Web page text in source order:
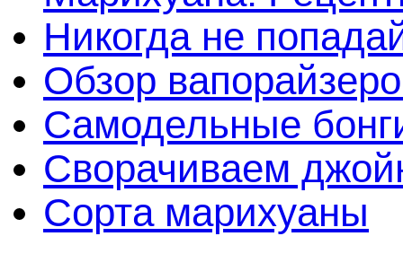
Никогда не
Обзор
Самодельные
Сворачиваем
Сорта марихуаны